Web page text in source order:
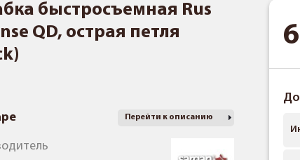
быстросъемная Rus
QD, острая петля
Перейти к описанию